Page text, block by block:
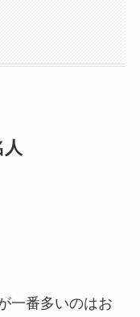
人
一番多いのはお